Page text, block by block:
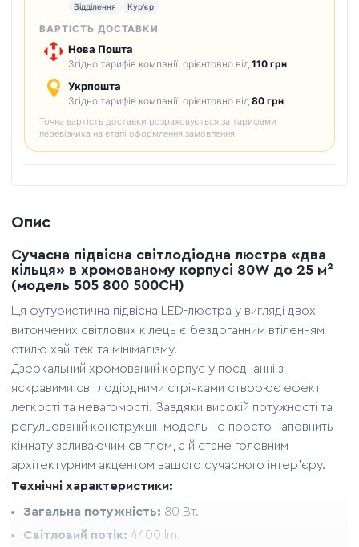
Відділення Кур'єр
ВАРТІСТЬ ДОСТАВКИ
Нова Пошта
Згідно тарифів компанії, орієнтовно від 110 грн
Укрпошта
Згідно тарифів компанії, орієнтовно від 80 грн
Точна вартість доставки розраховується за тарифами
перевізника на етапі оформлення замовлення.
Опис
Сучасна підвісна світлодіодна люстра «два
кільця» в хромованому корпусі 80W до 25 м²
(модель 505 800 500CH)
Ця футуристична підвісна LED-люстра у вигляді двох
витончених світлових кілець є бездоганним втіленням
стилю хай-тек та мінімалізму.
Дзеркальний хромований корпус у поєднанні з
яскравими світлодіодними стрічками створює ефект
легкості та невагомості. Завдяки високій потужності та
регульованій конструкції, модель не просто наповнить
кімнату заливаючим світлом, а й стане головним
архітектурним акцентом вашого сучасного інтер'єру.
Технічні характеристики:
Загальна потужність: 80 Вт.
Світловий потік: 4400 lm.